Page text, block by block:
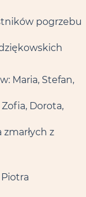
pogrzebu
Maria, Stefan,
Zofia, Dorota,
zmarłych z